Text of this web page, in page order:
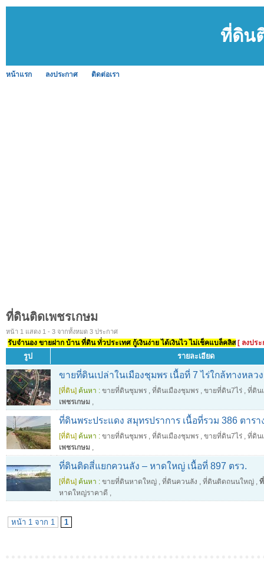
ที่ดิน
หน้าแรก ลงประกาศ ติดต่อเรา
ที่ดินติดเพชรเกษม
หน้า 1 แสดง 1 - 3 จากทั้งหมด 3 ประกาศ
รับจำนอง ขายฝาก บ้าน ที่ดิน ทั่วประเทศ กู้เงินง่าย ได้เงินไว ไม่เช็คแบล็คลิส [ ลงปร
รูป รายละเอียด
ขายที่ดินเปล่าในเมืองชุมพร เนื้อที่ 7 ไร่ใกล้ทางหลวง
[ที่ดิน] ค้นหา : ขายที่ดินชุมพร , ที่ดินเมืองชุมพร , ขายที่ดิน7ไร่ , ที่ดิน
เพชรเกษม ,
ที่ดินพระประแดง สมุทรปราการ เนื้อที่รวม 386 ตารา
[ที่ดิน] ค้นหา : ขายที่ดินชุมพร , ที่ดินเมืองชุมพร , ขายที่ดิน7ไร่ , ที่ดิน
เพชรเกษม ,
ที่ดินติดสี่แยกควนลัง – หาดใหญ่ เนื้อที่ 897 ตรว.
[ที่ดิน] ค้นหา : ขายที่ดินหาดใหญ่ , ที่ดินควนลัง , ที่ดินติดถนนใหญ่ ,
หาดใหญ่ราคาดี ,
หน้า 1 จาก 1 1